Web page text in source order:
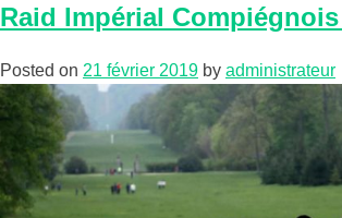
Raid Impérial Compiégnois
Posted on 21 février 2019 by administrateur